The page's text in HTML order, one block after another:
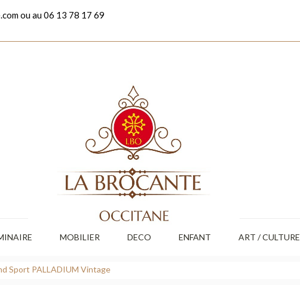
ou au 06 13 78 17 69
MOBILIER DECO ENFANT ART / CULTURE
Sport PALLADIUM Vintage